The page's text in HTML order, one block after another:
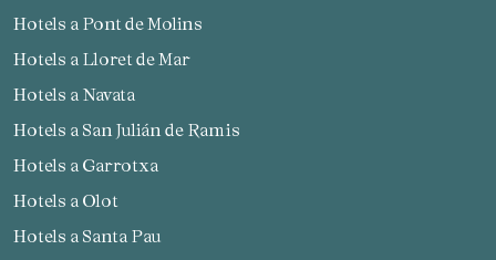
Gestionar la meva reserva
Hotels a Pont de Molins
Hotels a Lloret de Mar
Hotels a Navata
Hotels a San Julián de Ramis
Hotels a Garrotxa
Hotels a Olot
Hotels a Santa Pau